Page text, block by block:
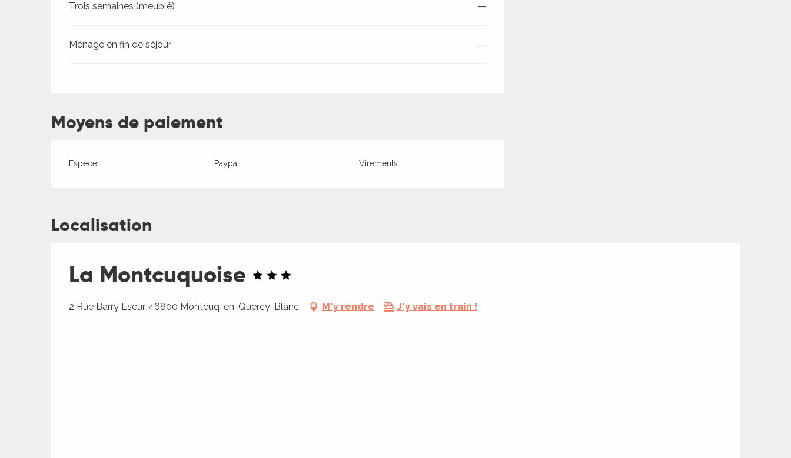
Trois semaines (meublé) —
Ménage en fin de séjour —
Moyens de paiement
Espèce Paypal Virements
Localisation
La Montcuquoise
2 Rue Barry Escur, 46800 Montcuq-en-Quercy-Blanc M'y rendre J'y vais en train !